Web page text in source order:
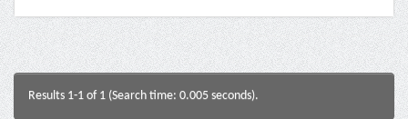
Results 1-1 of 1 (Search time: 0.005 seconds).